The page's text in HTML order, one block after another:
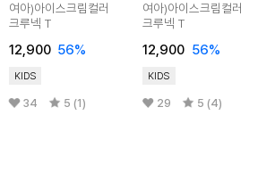
여아)아이스크림컬러
크루넥 T
12,900 56%
KIDS
34 5 (1)
여아)아이스크림컬러
크루넥 T
12,900 56%
KIDS
29 5 (4)